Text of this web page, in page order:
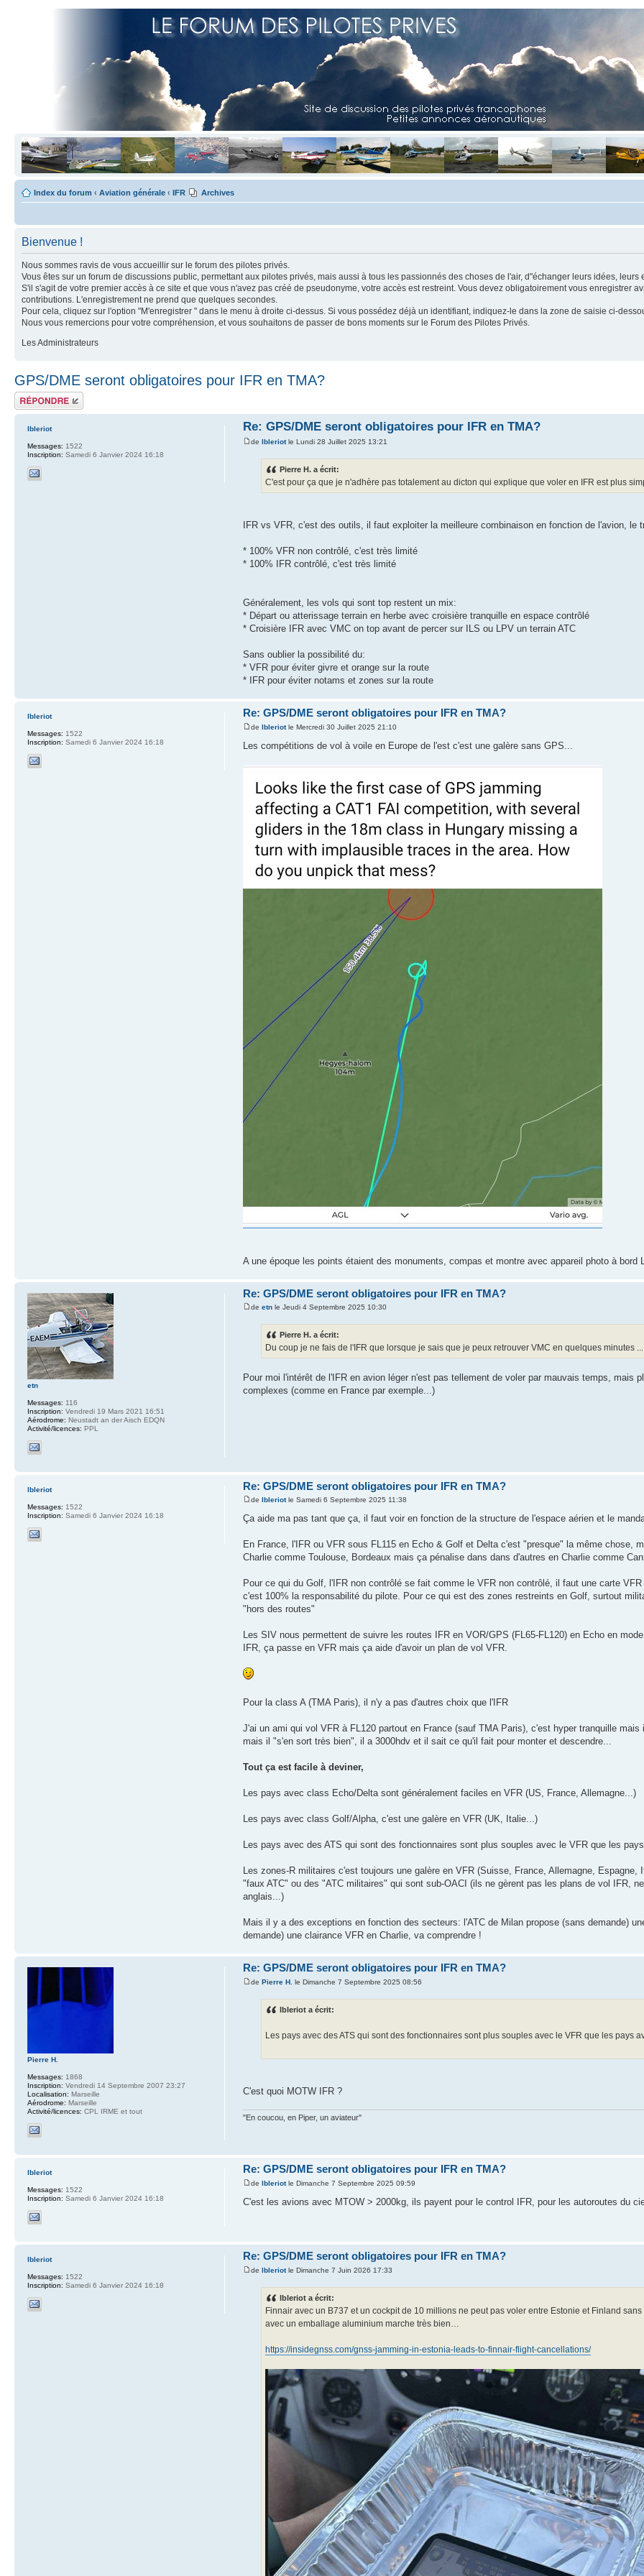
Index du forum ‹ Aviation générale ‹ IFR Archives
Bienvenue !
Nous sommes ravis de vous accueillir sur le forum des pilotes privés.
Vous êtes sur un forum de discussions public, permettant aux pilotes privés, mais aussi à tous les passionnés des choses de l'air, d"échanger leurs idées, leurs
S'il s'agit de votre premier accès à ce site et que vous n'avez pas créé de pseudonyme, votre accès est restreint. Vous devez obligatoirement vous enregistrer
contributions. L'enregistrement ne prend que quelques secondes.
Pour cela, cliquez sur l'option "M'enregistrer " dans le menu à droite ci-dessus. Si vous possédez déjà un identifiant, indiquez-le dans la zone de saisie ci-
Nous vous remercions pour votre compréhension, et vous souhaitons de passer de bons moments sur le Forum des Pilotes Privés.
Les Administrateurs
GPS/DME seront obligatoires pour IFR en TMA?
Répondre
Re: GPS/DME seront obligatoires pour IFR en TMA?
delbleriotle Lundi 28 Juillet 2025 13:21
Pierre H. a écrit:
C'est pour ça que je n'adhère pas totalement au dicton qui explique que voler en IFR est plus
IFR vs VFR, c'est des outils, il faut exploiter la meilleure combinaison en fonction de l'avion,
* 100% VFR non contrôlé, c'est très limité
* 100% IFR contrôlé, c'est très limité
Généralement, les vols qui sont top restent un mix:
* Départ ou atterissage terrain en herbe avec croisière tranquille en espace contrôlé
* Croisière IFR avec VMC on top avant de percer sur ILS ou LPV un terrain ATC
Sans oublier la possibilité du:
* VFR pour éviter givre et orange sur la route
* IFR pour éviter notams et zones sur la route
lbleriot
Messages: 1522
Inscription: Samedi 6 Janvier 2024 16:18
Re: GPS/DME seront obligatoires pour IFR en TMA?
delbleriotle Mercredi 30 Juillet 2025 21:10
Les compétitions de vol à voile en Europe de l'est c'est une galère sans GPS...
A une époque les points étaient des monuments, compas et montre avec appareil photo à bord
lbleriot
Messages: 1522
Inscription: Samedi 6 Janvier 2024 16:18
Re: GPS/DME seront obligatoires pour IFR en TMA?
deetn le Jeudi 4 Septembre 2025 10:30
Pierre H. a écrit:
Du coup je ne fais de l'IFR que lorsque je sais que je peux retrouver VMC en quelques minutes
Pour moi l'intérêt de l'IFR en avion léger n'est pas tellement de voler par mauvais temps, mais
complexes (comme en France par exemple...)
etn
Messages: 116
Inscription: Vendredi 19 Mars 2021 16:51
Aérodrome: Neustadt an der Aisch EDQN
Activité/licences: PPL
Re: GPS/DME seront obligatoires pour IFR en TMA?
delbleriotle Samedi 6 Septembre 2025 11:38
Ça aide ma pas tant que ça, il faut voir en fonction de la structure de l'espace aérien et le
En France, l'IFR ou VFR sous FL115 en Echo & Golf et Delta c'est "presque" la même chose,
Charlie comme Toulouse, Bordeaux mais ça pénalise dans dans d'autres en Charlie comme
Pour ce qui du Golf, l'IFR non contrôlé se fait comme le VFR non contrôlé, il faut une carte
c'est 100% la responsabilité du pilote. Pour ce qui est des zones restreints en Golf, surtout
"hors des routes"
Les SIV nous permettent de suivre les routes IFR en VOR/GPS (FL65-FL120) en Echo en
IFR, ça passe en VFR mais ça aide d'avoir un plan de vol VFR.
Pour la class A (TMA Paris), il n'y a pas d'autres choix que l'IFR
J'ai un ami qui vol VFR à FL120 partout en France (sauf TMA Paris), c'est hyper tranquille
mais il "s'en sort très bien", il a 3000hdv et il sait ce qu'il fait pour monter et descendre...
Tout ça est facile à deviner,
Les pays avec class Echo/Delta sont généralement faciles en VFR (US, France, Allemagne...)
Les pays avec class Golf/Alpha, c'est une galère en VFR (UK, Italie...)
Les pays avec des ATS qui sont des fonctionnaires sont plus souples avec le VFR que les
Les zones-R militaires c'est toujours une galère en VFR (Suisse, France, Allemagne,
"faux ATC" ou des "ATC militaires" qui sont sub-OACI (ils ne gèrent pas les plans de vol IFR,
anglais...)
Mais il y a des exceptions en fonction des secteurs: l'ATC de Milan propose (sans demande)
demande) une clairance VFR en Charlie, va comprendre !
lbleriot
Messages: 1522
Inscription: Samedi 6 Janvier 2024 16:18
Re: GPS/DME seront obligatoires pour IFR en TMA?
dePierre H. le Dimanche 7 Septembre 2025 08:56
lbleriot a écrit:
Les pays avec des ATS qui sont des fonctionnaires sont plus souples avec le VFR que les pays
C'est quoi MOTW IFR ?
"En coucou, en Piper, un aviateur"
Pierre H.
Messages: 1868
Inscription: Vendredi 14 Septembre 2007 23:27
Localisation: Marseille
Aérodrome: Marseille
Activité/licences: CPL IRME et tout
Re: GPS/DME seront obligatoires pour IFR en TMA?
delbleriotle Dimanche 7 Septembre 2025 09:59
C'est les avions avec MTOW > 2000kg, ils payent pour le control IFR, pour les autoroutes du
lbleriot
Messages: 1522
Inscription: Samedi 6 Janvier 2024 16:18
Re: GPS/DME seront obligatoires pour IFR en TMA?
delbleriotle Dimanche 7 Juin 2026 17:33
lbleriot a écrit:
Finnair avec un B737 et un cockpit de 10 millions ne peut pas voler entre Estonie et Finland
avec un emballage aluminium marche très bien…
https://insidegnss.com/gnss-jamming-in-estonia-leads-to-finnair-flight-cancellations/
lbleriot
Messages: 1522
Inscription: Samedi 6 Janvier 2024 16:18